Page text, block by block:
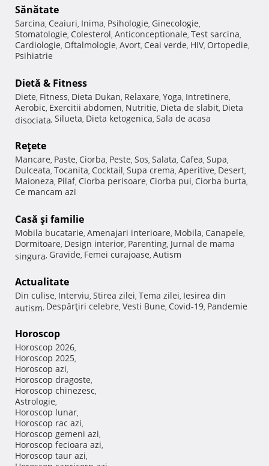
Sănătate
Sarcina, Ceaiuri, Inima, Psihologie, Ginecologie,
Stomatologie, Colesterol, Anticonceptionale, Test sarcina,
Cardiologie, Oftalmologie, Avort, Ceai verde, HIV, Ortopedie,
Psihiatrie
Dietă & Fitness
Diete, Fitness, Dieta Dukan, Relaxare, Yoga, Intretinere,
Aerobic, Exercitii abdomen, Nutritie, Dieta de slabit, Dieta
disociata, Silueta, Dieta ketogenica, Sala de acasa
Reţete
Mancare, Paste, Ciorba, Peste, Sos, Salata, Cafea, Supa,
Dulceata, Tocanita, Cocktail, Supa crema, Aperitive, Desert,
Maioneza, Pilaf, Ciorba perisoare, Ciorba pui, Ciorba burta,
Ce mancam azi
Casă şi familie
Mobila bucatarie, Amenajari interioare, Mobila, Canapele,
Dormitoare, Design interior, Parenting, Jurnal de mama
singura, Gravide, Femei curajoase, Autism
Actualitate
Din culise, Interviu, Stirea zilei, Tema zilei, Iesirea din
autism, Despărţiri celebre, Vesti Bune, Covid-19, Pandemie
Horoscop
Horoscop 2026,
Horoscop 2025,
Horoscop azi,
Horoscop dragoste,
Horoscop chinezesc,
Astrologie,
Horoscop lunar,
Horoscop rac azi,
Horoscop gemeni azi,
Horoscop fecioara azi,
Horoscop taur azi,